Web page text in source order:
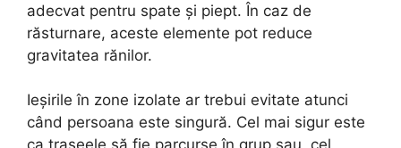
adecvat pentru spate și piept. În caz de
răsturnare, aceste elemente pot reduce
gravitatea rănilor.
Ieșirile în zone izolate ar trebui evitate atunci
când persoana este singură. Cel mai sigur este